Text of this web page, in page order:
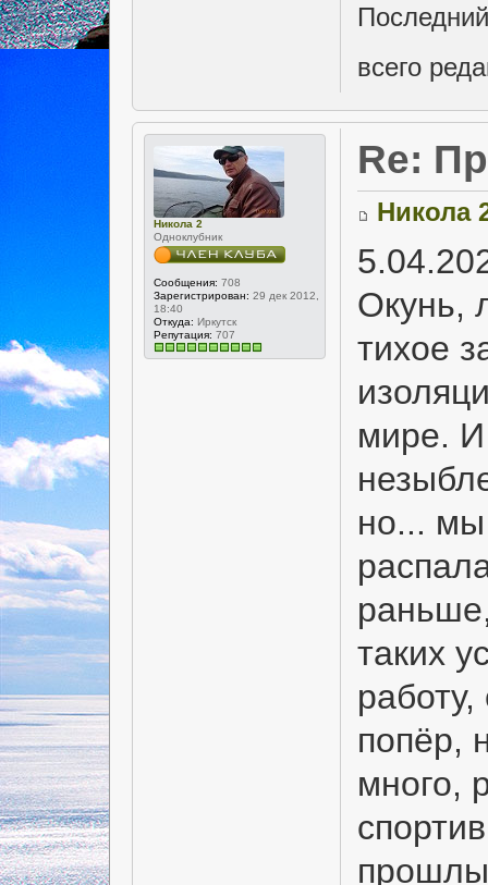
всего
Никола 2
Одноклубник
Сообщения: 708
Зарегистрирован: 29 дек 2012,
18:40
Откуда: Иркутск
Репутация: 707
Re:
Никола
Окунь,
тихое
мире. И
но... мы
таких
попёр,
много,